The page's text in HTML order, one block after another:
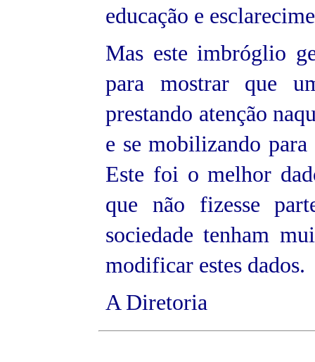
educação e
Mas este imbróglio
para mostrar que
prestando atenção
e se mobilizando
Este foi o melhor
que não fizesse
sociedade tenham
modificar estes dados.
A Diretoria